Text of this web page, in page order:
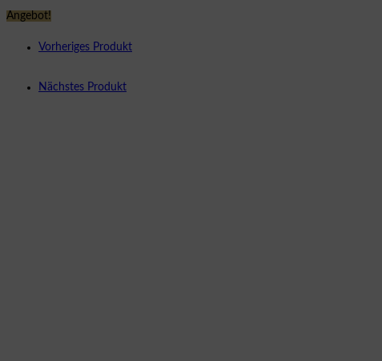
Angebot!
Vorheriges Produkt
Nächstes Produkt